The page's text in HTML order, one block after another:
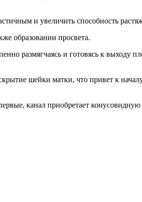
и увеличить способность
образовании просвета.
размягчаясь и готовясь к выходу
шейки матки, что привет к
канал приобретает